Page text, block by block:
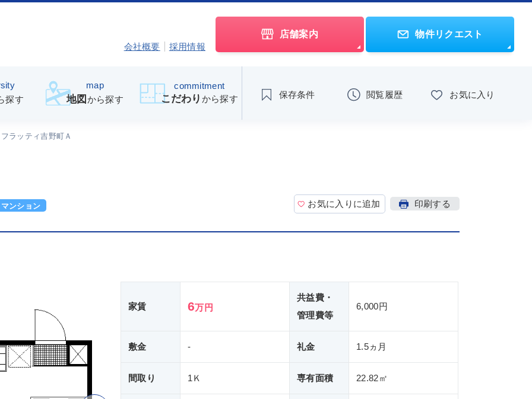
会社概要 採用情報
店舗案内 物件リクエスト
探す
map
地図 から探す
commitment
こだわり から探す 保存条件 閲覧履歴 お気に入り
フラッティ吉野町Ａ
マンション お気に入りに追加 印刷する
家賃 6万円
共益費・
管理費等
6,000円
敷金 - 礼金 1.5ヵ月
間取り 1Ｋ 専有面積 22.82㎡